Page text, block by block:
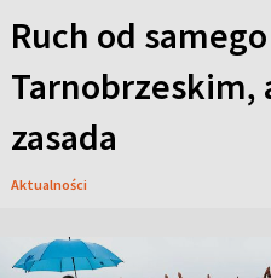
Ruch od
Tarnobrzeskim,
zasada
Aktualności